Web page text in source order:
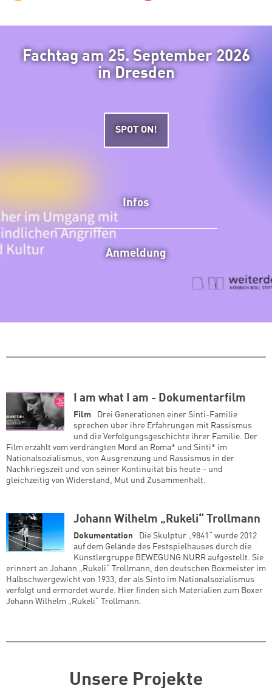
Fachtag am 25. September 2026
in Dresden
SPOT ON!
Infos
Anmeldung
I am what I am - Dokumentarfilm
Film
Drei Generationen einer Sinti-Familie
sprechen über ihre Erfahrungen mit Rassismus
und die Verfolgungsgeschichte ihrer Familie. Der
Film erzählt vom verdrängten Mord an Roma* und Sinti* im
Nationalsozialismus, von Ausgrenzung und Rassismus in der
Nachkriegszeit und von seiner Kontinuität bis heute – und
gleichzeitig von Widerstand, Mut und Zusammenhalt.
Johann Wilhelm „Rukeli“ Trollmann
Dokumentation
Die Skulptur „9841“ wurde 2012
auf dem Gelände des Festspielhauses durch die
Künstlergruppe BEWEGUNG NURR aufgestellt. Sie
erinnert an Johann „Rukeli“ Trollmann, den deutschen Boxmeister im
Halbschwergewicht von 1933, der als Sinto im Nationalsozialismus
verfolgt und ermordet wurde. Hier finden sich Materialien zum Boxer
Johann Wilhelm „Rukeli“ Trollmann.
Unsere Projekte